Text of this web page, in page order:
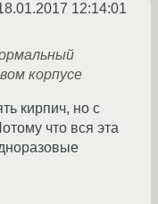
12:14:01
корпусе
кирпич, но с
что вся эта